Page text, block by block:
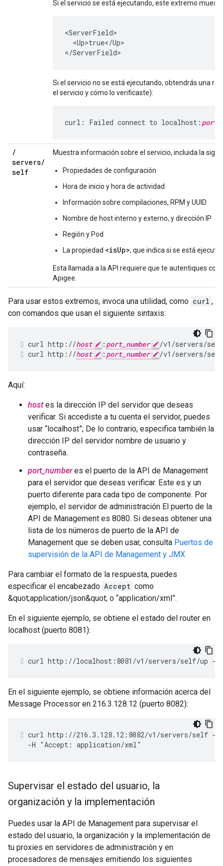
Si el servicio se está ejecutando, este extremo
<ServerField>
  <Up>true</Up>
</ServerField>
Si el servicio no se está ejecutando, obtendrás una
el servicio y cómo lo verificaste):
curl: Failed connect to localhost:
/
servers/
self
Muestra información sobre el servicio, incluida la
Propiedades de configuración
Hora de inicio y hora de actividad
Información sobre compilaciones, RPM y UUID
Nombre de host interno y externo, y dirección IP
Región y Pod
La propiedad <isUp>, que indica si se está
Esta llamada a la API requiere que te autentiques
Apigee.
Para usar estos extremos, invoca una utilidad, como curl ,
con comandos que usan el siguiente sintaxis:
curl http://host : port_number
curl http://host : port_number /v1/servers/
Aquí:
hostes la dirección IP del servidor que deseas
verificar. Si accediste a tu cuenta el servidor, puedes
usar “localhost”; De lo contrario, especifica también la
dirección IP del servidor nombre de usuario y
contraseña.
port_numberes el puerto de la API de Management
para el servidor que deseas verificar. Este es y un
puerto diferente para cada tipo de componente. Por
ejemplo, el servidor de administración El puerto de la
API de Management es 8080. Si deseas obtener una
lista de los números de puerto de la API de
Management que se deben usar, consulta Puertos de
supervisión de la API de Management y JMX
Para cambiar el formato de la respuesta, puedes
especificar el encabezado Accept como
&quot;application/json&quot; o “application/xml”.
En el siguiente ejemplo, se obtiene el estado del router en
localhost (puerto 8081):
curl http://localhost:8081/v1/servers/self/up -
En el siguiente ejemplo, se obtiene información acerca del
Message Processor en 216.3.128.12 (puerto 8082):
curl http://216.3.128.12:8082/v1/servers/self -
  -H "Accept: application/xml"
Supervisar el estado del usuario, la
organización y la implementación
Puedes usar la API de Management para supervisar el
estado del usuario, la organización y la implementación de
tu proxies en servidores de administración y en
procesadores de mensajes emitiendo los siguientes